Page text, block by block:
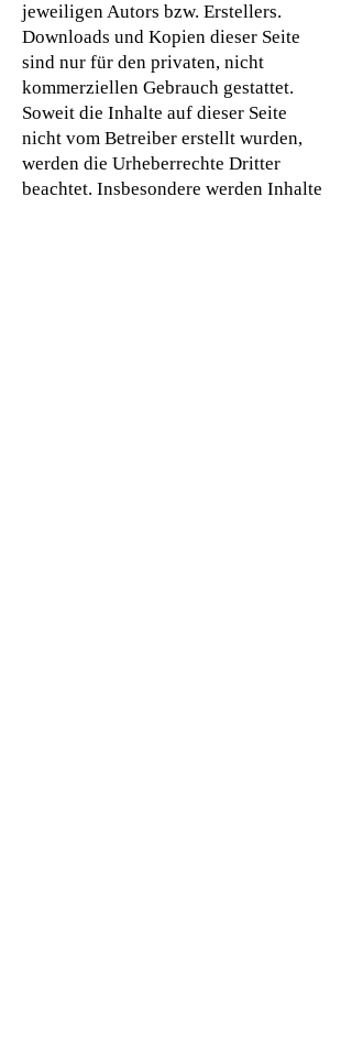
jeweiligen Autors bzw. Erstellers.
Downloads und Kopien dieser Seite
sind nur für den privaten, nicht
kommerziellen Gebrauch gestattet.
Soweit die Inhalte auf dieser Seite
nicht vom Betreiber erstellt wurden,
werden die Urheberrechte Dritter
beachtet. Insbesondere werden Inhalte